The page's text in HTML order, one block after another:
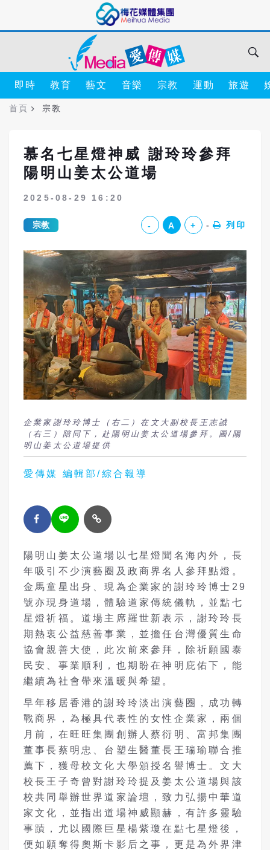
即時 教育 藝文 音樂 宗教 運動 旅遊
首頁 宗教
慕名七星燈神威 謝玲玲參拜
陽明山姜太公道場
2025-08-29 16:20
宗教 - A + 列印
企業家謝玲玲博士（右二）在文大副校長王志誠
（右三）陪同下，赴陽明山姜太公道場參拜。圖/陽
明山姜太公道場提供
愛傳媒 編輯部/綜合報導
陽明山姜太公道場以七星燈聞名海內外，長
年吸引不少演藝圈及政商界名人參拜點燈。
金馬童星出身、現為企業家的謝玲玲博士29
號亦現身道場，體驗道家傳統儀軌，並點七
星燈祈福。道場主席羅世新表示，謝玲玲長
期熱衷公益慈善事業，並擔任台灣優質生命
協會親善大使，此次前來參拜，除祈願國泰
民安、事業順利，也期盼在神明庇佑下，能
繼續為社會帶來溫暖與希望。
早年移居香港的謝玲玲淡出演藝圈，成功轉
戰商界，為極具代表性的女性企業家，兩個
月前，在旺旺集團創辦人蔡衍明、富邦集團
董事長蔡明忠、台塑生醫董長王瑞瑜聯合推
薦下，獲母校文化大學頒授名譽博士。文大
校長王子奇曾對謝玲玲提及姜太公道場與該
校共同舉辦世界道家論壇，致力弘揚中華道
家文化，並指出道場神威顯赫，有許多靈驗
事蹟，尤以國際巨星楊紫瓊在點七星燈後，
便如願奪得奧斯卡影后之事，更是為外界津